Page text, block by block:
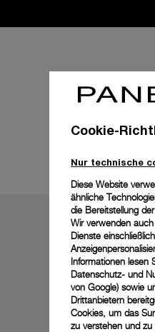
Cookie-
Nur technische
Diese Website
ähnliche
die Bereitstellung
Wir verwenden
Dienste
Informationen lesen
Datenschutz- und
von Google) sowie
Drittanbietern
Cookies, um das
zu verstehen und